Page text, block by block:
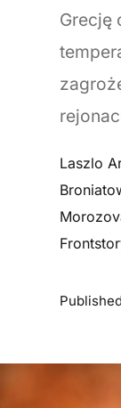
Grecję
Laszlo